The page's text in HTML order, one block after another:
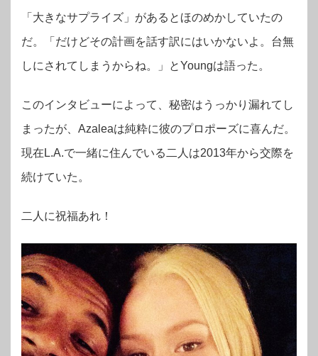
「大きなサプライズ」があるとほのめかしていたの
だ。「だけどその計画を話す訳にはいかないよ。台無
しにされてしまうからね。」とYoungは語った。
このインタビューによって、秘密はうっかり漏れてし
まったが、Azaleaは純粋に彼のプロポーズに喜んだ。
現在L.A.で一緒に住んでいる二人は2013年から交際を
続けていた。
二人に祝福あれ！